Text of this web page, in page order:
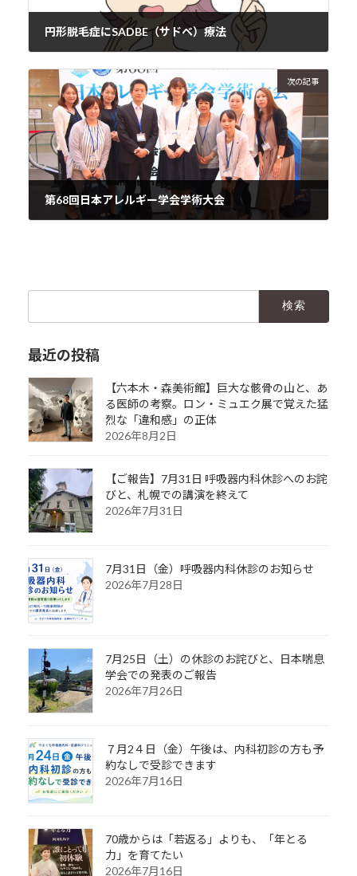
円形脱毛症にSADBE（サドベ）療法
次の記事
第68回日本アレルギー学会学術大会
最近の投稿
【六本木・森美術館】巨大な骸骨の山と、あ
る医師の考察。ロン・ミュエク展で覚えた猛
烈な「違和感」の正体
2026年8月2日
【ご報告】7月31日 呼吸器内科休診へのお詫
びと、札幌での講演を終えて
2026年7月31日
7月31日（金）呼吸器内科休診のお知らせ
2026年7月28日
7月25日（土）の休診のお詫びと、日本喘息
学会での発表のご報告
2026年7月26日
７月2４日（金）午後は、内科初診の方も予
約なしで受診できます
2026年7月16日
70歳からは「若返る」よりも、「年とる
力」を育てたい
2026年7月16日